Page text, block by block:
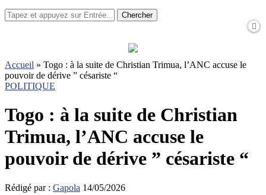
Chercher
Accueil » Togo : à la suite de Christian Trimua, l’ANC accuse le
pouvoir de dérive ” césariste “
POLITIQUE
Togo : à la suite de Christian
Trimua, l’ANC accuse le
pouvoir de dérive ” césariste “
Rédigé par : Gapola 14/05/2026